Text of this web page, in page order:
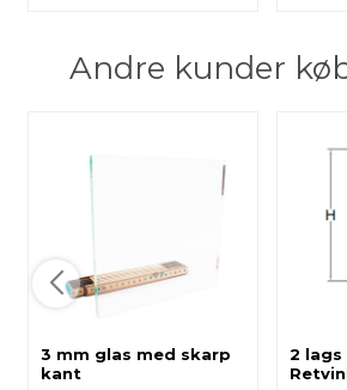
Andre kunder
3 mm glas med skarp
kant
2